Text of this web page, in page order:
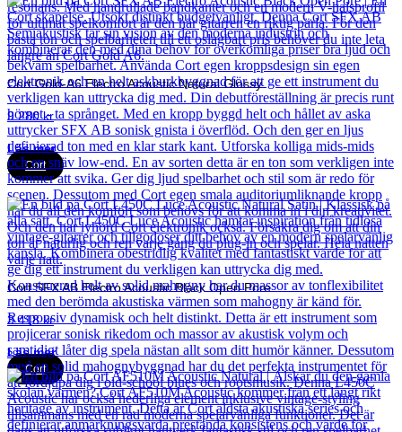
Cort Gold-A6 Electro Acoustic Natural Glossy
9 280kr
Läs mer
Cort
Cort SFX AB Electro Acoustic Black Open Pore
3 418kr
Läs mer
Cort